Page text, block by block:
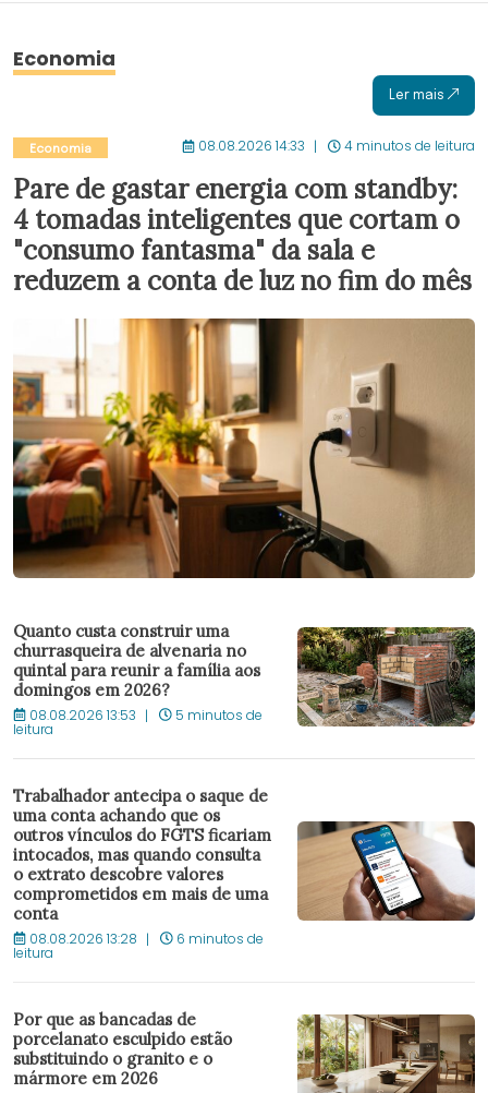
Economia
Ler mais
Economia 08.08.2026 14:33 4 minutos de leitura
Pare de gastar energia com standby:
4 tomadas inteligentes que cortam o
"consumo fantasma" da sala e
reduzem a conta de luz no fim do mês
Quanto custa construir uma
churrasqueira de alvenaria no
quintal para reunir a família aos
domingos em 2026?
08.08.2026 13:53 5 minutos de
leitura
Trabalhador antecipa o saque de
uma conta achando que os
outros vínculos do FGTS ficariam
intocados, mas quando consulta
o extrato descobre valores
comprometidos em mais de uma
conta
08.08.2026 13:28 6 minutos de
leitura
Por que as bancadas de
porcelanato esculpido estão
substituindo o granito e o
mármore em 2026